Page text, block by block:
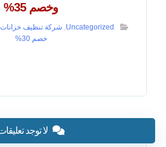
وخصم 35%
Uncategorized
,
خصم 30%
لا توجد